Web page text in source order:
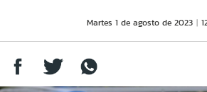
Martes 1 de agosto de 2023